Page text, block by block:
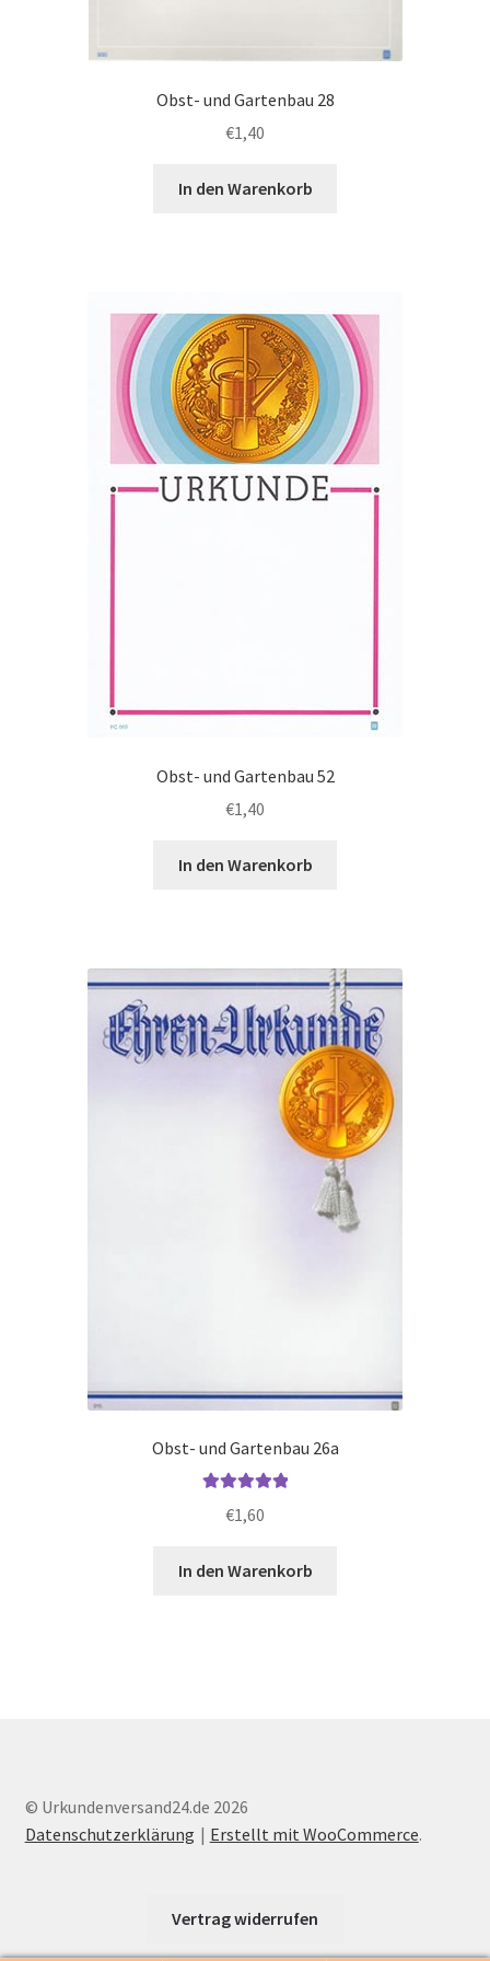
Obst- und Gartenbau 28
€1,40
In den Warenkorb
Obst- und Gartenbau 52
€1,40
In den Warenkorb
Obst- und Gartenbau 26a
von 5
€1,60
In den Warenkorb
© Urkundenversand24.de 2026
Datenschutzerklärung
Erstellt mit WooCommerce.
Vertrag widerrufen